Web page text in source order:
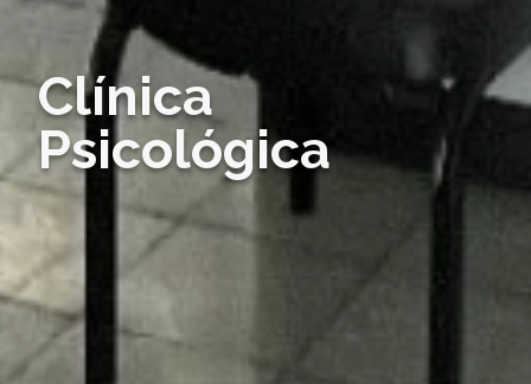
Clínica
Psicológica